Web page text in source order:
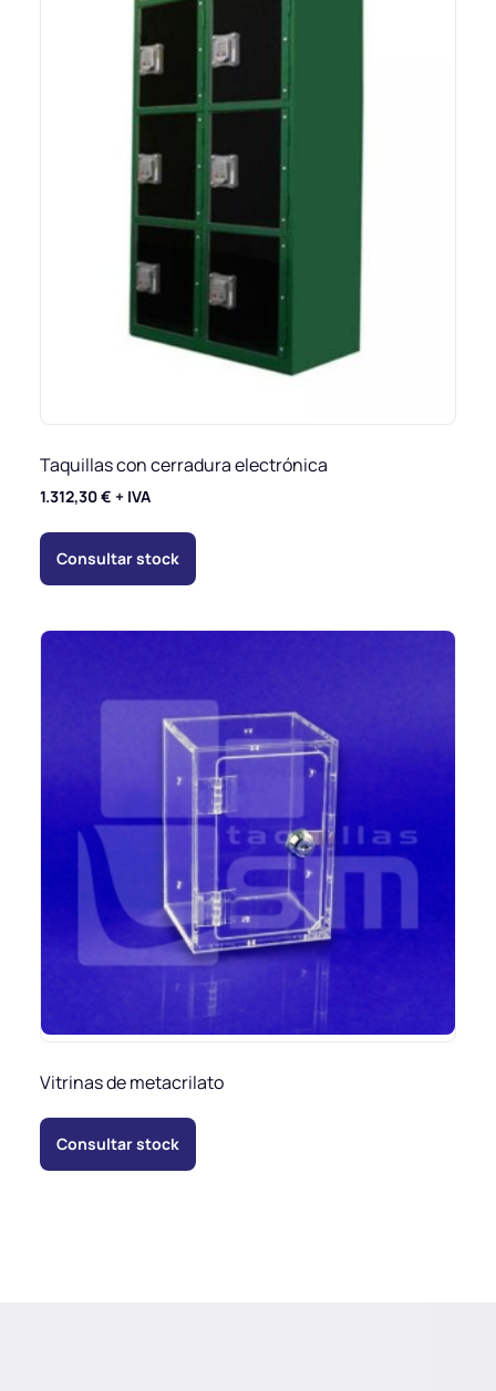
Taquillas con cerradura electrónica
1.312,30€ + IVA
Consultar stock
Vitrinas de metacrilato
Consultar stock